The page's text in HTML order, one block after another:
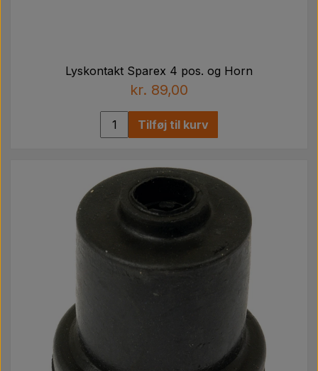
Lyskontakt Sparex 4 pos. og Horn
kr. 89,00
Tilføj til kurv